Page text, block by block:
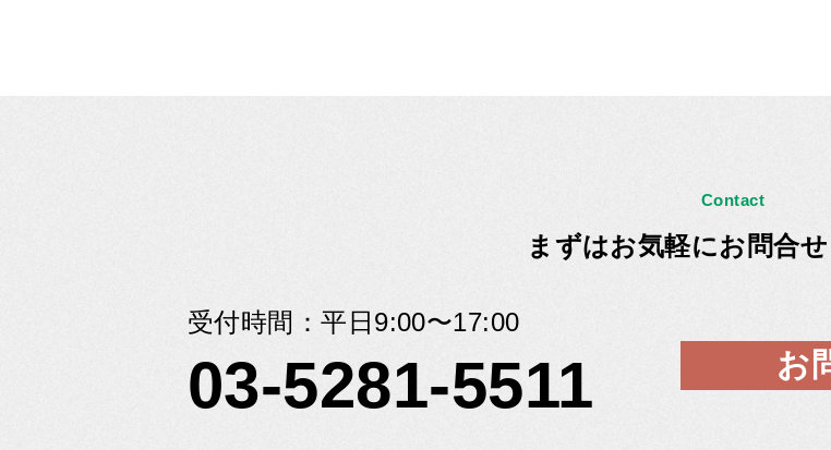
Contact
まずはお気軽にお問合
受付時間：平日9:00〜17:00
03-5281-5511 お